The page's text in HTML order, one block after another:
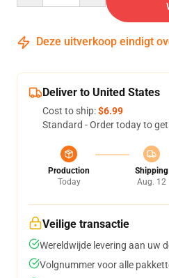
Deze uitverkoop eindigt
Deliver to United States
Cost to ship:$6.99
Standard - Order today to
Production
Today
Shipping
Aug. 12
Veilige transactie
Wereldwijde levering aan uw
Volgnummer voor alle